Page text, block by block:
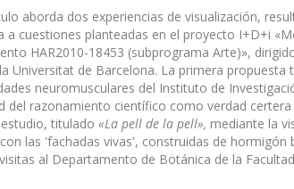
aborda dos experiencias de visualización,
a cuestiones planteadas en el proyecto I+D+i
HAR2010-18453 (subprograma Arte)»,
Universitat de Barcelona. La primera propuesta
neuromusculares del Instituto de
del razonamiento científico como verdad
titulado «La pell de la pell», mediante la
las 'fachadas vivas', construidas de
al Departamento de Botánica de la